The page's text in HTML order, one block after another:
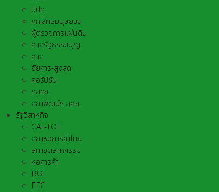
ปปท.
กก.สิทธิมนุษยชน
ผู้ตรวจการแผ่นดิน
ศาลรัฐธรรมนูญ
ศาล
อัยการ-สูงสุด
คอรัปชั่น
กสทช.
สภาพัฒน์ฯ สศช.
รัฐวิสาหกิจ
CAT-TOT
สภาหอการค้าไทย
สภาอุตสาหกรรม
หอการค้า
BOI
EEC